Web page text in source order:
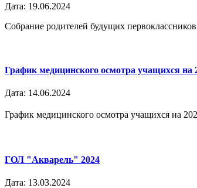
Дата: 19.06.2024
Собрание родителей будущих
График медицинского осмотра учащихся на
Дата: 14.06.2024
График медицинского осмотра учащихся на
ГОЛ "Акварель" 2024
Дата: 13.03.2024